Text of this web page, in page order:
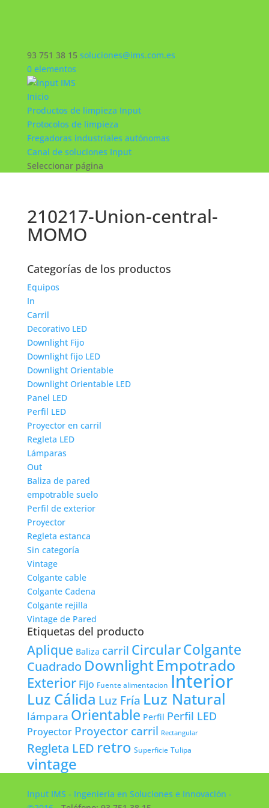
93 751 38 15 soluciones@ims.com.es
0 elementos
Inicio
Productos de limpieza Input
Protocolos de limpieza
Fregadoras industriales autónomas
Canal de soluciones Input
Seleccionar página
210217-Union-central-
MOMO
Categorías de los productos
Equipos
In
Carril
Decorativo LED
Downlight Fijo
Downlight fijo LED
Downlight Orientable
Downlight Orientable LED
Panel LED
Perfil LED
Proyector en carril
Regleta LED
Lámparas
Out
Baliza de pared
empotrable suelo
Perfil de exterior
Proyector
Regleta estanca
Sin categoría
Vintage
Colgante cable
Colgante Cadena
Colgante rejilla
Vintage de Pared
Etiquetas del producto
Aplique Baliza carril CircularColgante
Cuadrado DownlightEmpotrado
Exterior Fijo Fuente alimentacion Interior
Luz Cálida Luz Fría Luz Natural
lámpara Orientable Perfil Perfil LED
Proyector Proyector carril Rectangular
Regleta LED retro Superficie Tulipa
vintage
Input IMS - Ingeniería en Soluciones e Innovación -